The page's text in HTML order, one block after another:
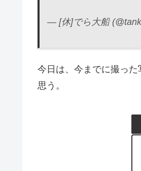
— [休]でら大船
今日は、今までに撮っ
思う。